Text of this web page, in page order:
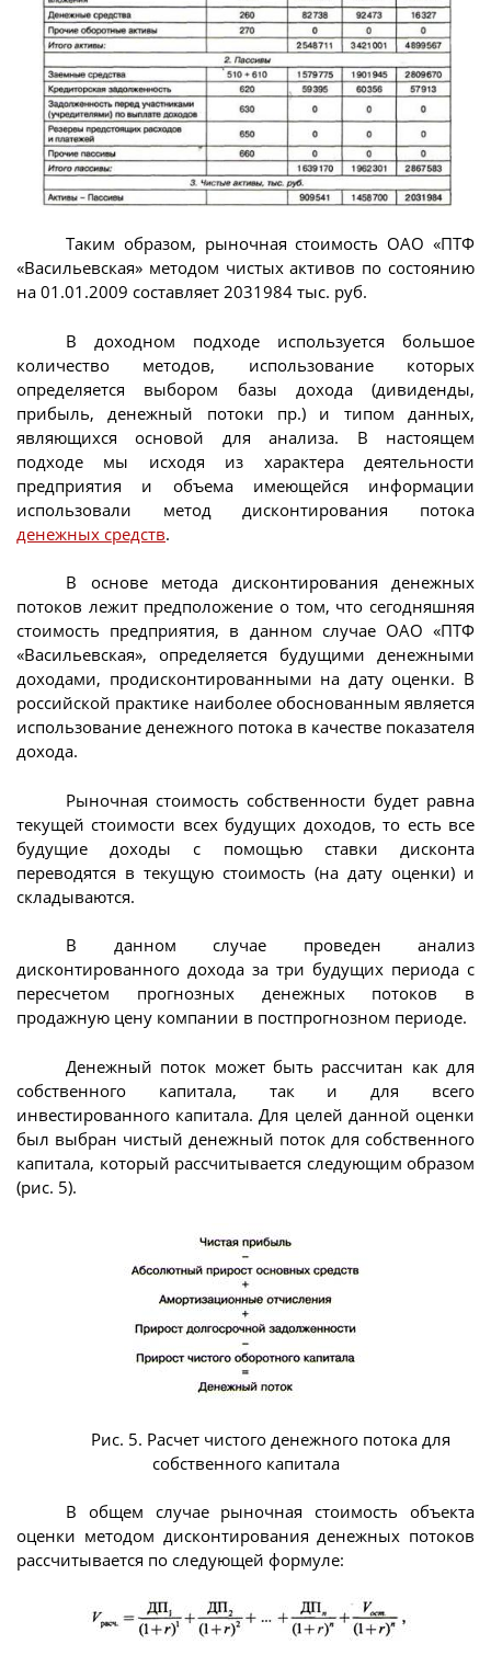
Таким образом, рыночная стоимость ОАО «ПТФ
«Васильевская» методом чистых активов по состоянию
на 01.01.2009 составляет 2031984 тыс. руб.
В доходном подходе используется большое
количество методов, использование которых
определяется выбором базы дохода (дивиденды,
прибыль, денежный потоки пр.) и типом данных,
являющихся основой для анализа. В настоящем
подходе мы исходя из характера деятельности
предприятия и объема имеющейся информации
использовали метод дисконтирования потока
денежных средств.
В основе метода дисконтирования денежных
потоков лежит предположение о том, что сегодняшняя
стоимость предприятия, в данном случае ОАО «ПТФ
«Васильевская», определяется будущими денежными
доходами, продисконтированными на дату оценки. В
российской практике наиболее обоснованным является
использование денежного потока в качестве показателя
дохода.
Рыночная стоимость собственности будет равна
текущей стоимости всех будущих доходов, то есть все
будущие доходы с помощью ставки дисконта
переводятся в текущую стоимость (на дату оценки) и
складываются.
В данном случае проведен анализ
дисконтированного дохода за три будущих периода с
пересчетом прогнозных денежных потоков в
продажную цену компании в постпрогнозном периоде.
Денежный поток может быть рассчитан как для
собственного капитала, так и для всего
инвестированного капитала. Для целей данной оценки
был выбран чистый денежный поток для собственного
капитала, который рассчитывается следующим образом
(рис. 5).
Рис. 5. Расчет чистого денежного потока для
собственного капитала
В общем случае рыночная стоимость объекта
оценки методом дисконтирования денежных потоков
рассчитывается по следующей формуле: